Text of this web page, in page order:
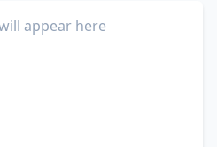
appear here